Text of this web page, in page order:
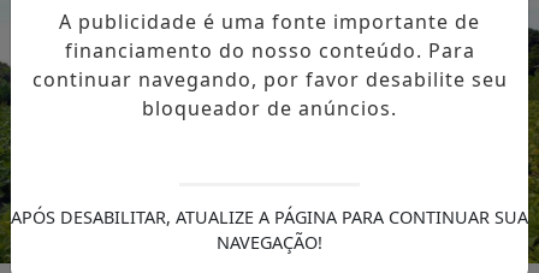
A publicidade é uma fonte importante de
financiamento do nosso conteúdo. Para
continuar navegando, por favor desabilite seu
bloqueador de anúncios.
APÓS DESABILITAR, ATUALIZE A PÁGINA PARA CONTINUAR SUA
NAVEGAÇÃO!